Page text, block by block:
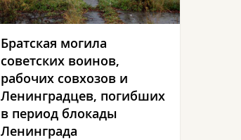
Братская могила
советских воинов,
рабочих совхозов и
Ленинградцев, погибших
в период блокады
Ленинграда